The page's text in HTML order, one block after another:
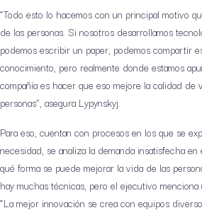
“Todo esto lo hacemos con un principal motivo
de las personas. Si nosotros desarrollamos
podemos escribir un paper, podemos compartir
conocimiento, pero realmente donde estamos
compañía es hacer que eso mejore la calidad de
personas”, asegura Lypynskyj.
Para eso, cuentan con procesos en los que se
necesidad, se analiza la demanda insatisfecha
qué forma se puede mejorar la vida de las
hay muchas técnicas, pero el ejecutivo menciona
“La mejor innovación se crea con equipos